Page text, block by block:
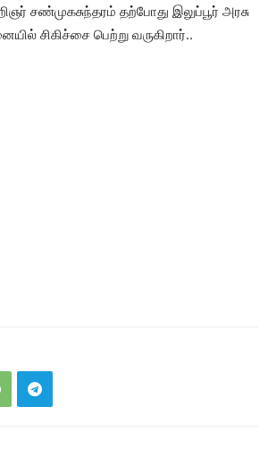
சண்முகசுந்தரம் தற்போது இலுப்பூர் அரசு
சிகிச்சை பெற்று வருகிறார்..